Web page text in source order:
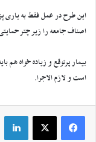
این طرح در عمل فقط به یاری
اصناف جامعه را زیر چتر
بیمار پرتوقع و زیاده خواه هم
است و لازم الاجرا.